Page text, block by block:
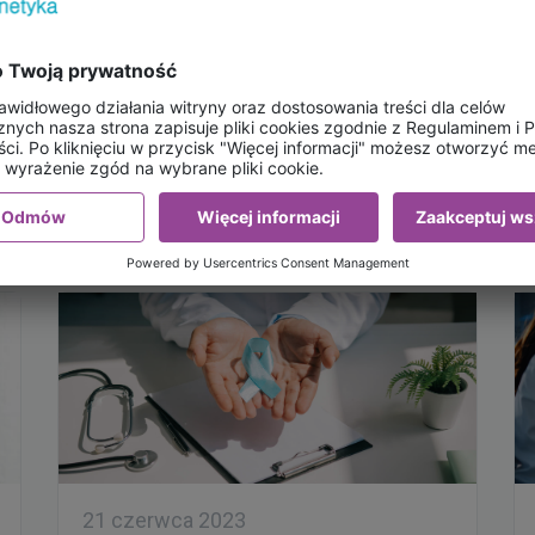
wzrasta znacząco po ukończeniu 50. roku…
617,00 zł DO KOSZYKA
POLECANE ARTYKUŁY
21 czerwca 2023